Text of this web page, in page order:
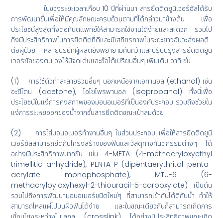
ในช่วงระยะเวลาเกือบ 10 ปีที่ผ่านมา สารยึดติดยูนิเวอร์ซัลได้รับ
การพัฒนาขึ้นเพื่อให้มีคุณลักษณะครบถ้วนตามที่ได้กล่าวมาข้างต้น เพื่อ
ประโยชน์สูงสุดทั้งต่อทันตแพทย์ให้สามารถใช้งานได้ง่ายและสะดวก รวมไป
ถึงมีประสิทธิภาพในการยึดติดที่ดีและมีเสถียรภาพในระยะยาวอันจะส่งผลดี
ต่อผู้ป่วย หลายบริษัทผู้ผลิตยังพยายามค้นคว้าและปรับปรุงสารยึดติดยูนิ
เวอร์ซัลของตนเองให้มีจุดเด่นและข้อได้เปรียบอื่นๆ เพิ่มเติม อาทิเช่น
(1) การใช้ตัวทำละลายร่วมอื่นๆ นอกเหนือจากเอทานอล (ethanol) เช่น
อะซีโตน (acetone), ไอโซโพรพานอล (isopropanol) ทั้งนี้เพื่อ
ประโยชน์ในแง่การคงสภาพของมอนอเมอร์ที่เป็นองค์ประกอบ รวมถึงช่วยใน
แง่การระเหยออกของน้ำจากชั้นสารยึดติดขณะเป่าลมด้วย
(2) การใส่มอนอเมอร์ทำงานอื่นๆ ในส่วนประกอบ เพื่อให้สารยึดติดยูนิ
เวอร์ซัลสามารถยึดกับโครงสร้างของฟันและวัสดุทางทันตกรรมต่างๆ ได้
อย่างมีประสิทธิภาพมากขึ้น เช่น 4-META (4-methacryloxyethyl
trimellitic anhydride), PENTA-P (dipentaerythritol penta-
acrylate monophosphate), MTU-6 (6-
methacryloyloxyhexyl-2-thiouracil-5-carboxylate) เป็นต้น
รวมไปถึงการพัฒนามอนอเมอร์ชนิดใหม่ๆ ที่สามารถเข้ากันได้ดีกับน้ำ ทำให้
สามารถไหลแผ่ไปบนผิวฟันได้ง่าย และในขณะเดียวกันก็สามารถเกิดการ